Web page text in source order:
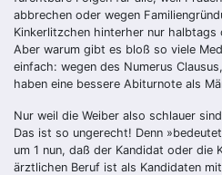
abbrechen oder wegen
Kinkerlitzchen hinterher nur
Aber warum gibt es bloß so viele
einfach: wegen des Numerus
haben eine bessere Abiturnote als
Nur weil die Weiber also schlauer
Das ist so ungerecht! Denn
um 1 nun, daß der Kandidat oder die
ärztlichen Beruf ist als Kandidaten